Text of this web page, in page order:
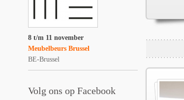
8 t/m 11 november
Meubelbeurs Brussel
BE-Brussel
Volg ons op Facebook